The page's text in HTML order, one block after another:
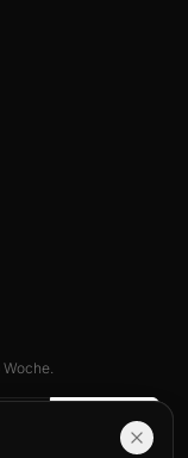
Abonnieren